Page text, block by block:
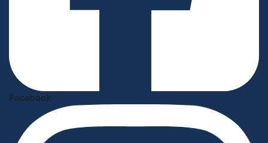
Facebook